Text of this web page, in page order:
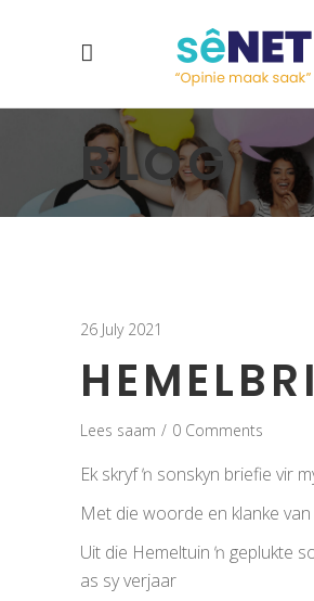
BLOG
26 July 2021
Lees saam 0 Comments
Ek skryf ŉ sonskyn briefie vir
Met die woorde en klanke
Uit die Hemeltuin ŉ geplukte
as sy verjaar